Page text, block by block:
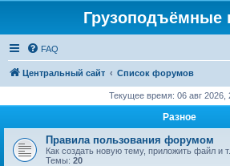
Грузоподъёмные
FAQ
Центральный сайт Список форумов
Текущее время: 06 авг 2026,
Разное
Правила пользования форумом
Как создать новую тему, приложить файл и
Темы: 20